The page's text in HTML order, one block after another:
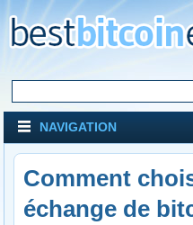
NAVIGATION
Comment
échange de